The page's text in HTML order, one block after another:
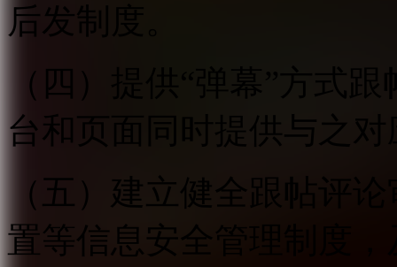
后发制度。
（四）提供“弹幕”方式
台和页面同时提供与之
（五）建立健全跟帖评
置等信息安全管理制度